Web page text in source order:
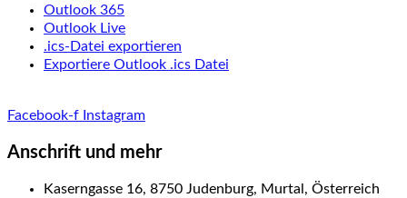
Outlook 365
Outlook Live
.ics-Datei exportieren
Exportiere Outlook .ics Datei
Facebook-f Instagram
Anschrift und mehr
Kaserngasse 16, 8750 Judenburg, Murtal, Österreich